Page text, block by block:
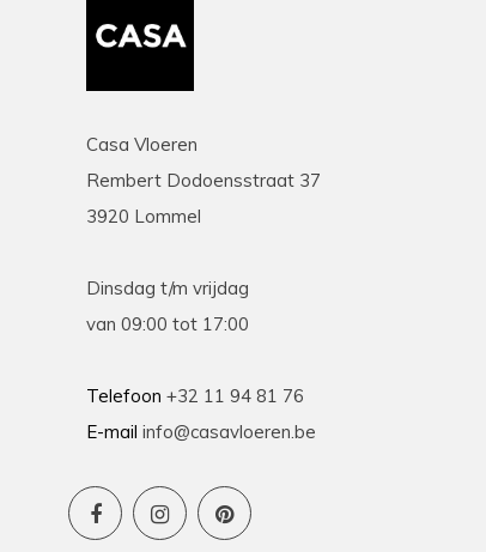
Casa Vloeren
Rembert Dodoensstraat 37
3920 Lommel
Dinsdag t/m vrijdag
van 09:00 tot 17:00
Telefoon +32 11 94 81 76
E-mail info@casavloeren.be